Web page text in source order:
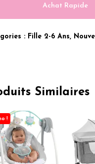
Achat Rapide
: Fille 2-6 Ans,
Similaires
!